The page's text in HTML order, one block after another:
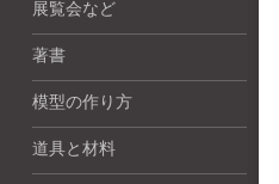
展覧会など
著書
模型の作り方
道具と材料